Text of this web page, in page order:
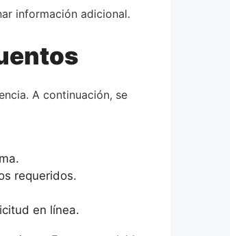
información adicional.
A continuación, se
requeridos.
en línea.